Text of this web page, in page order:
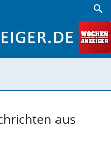
search
aus